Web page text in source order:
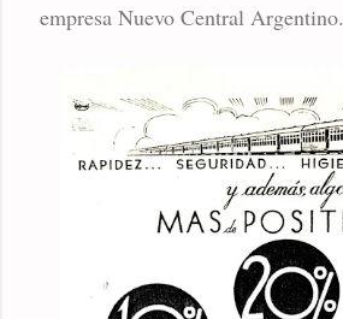
empresa Nuevo Central Argentino.